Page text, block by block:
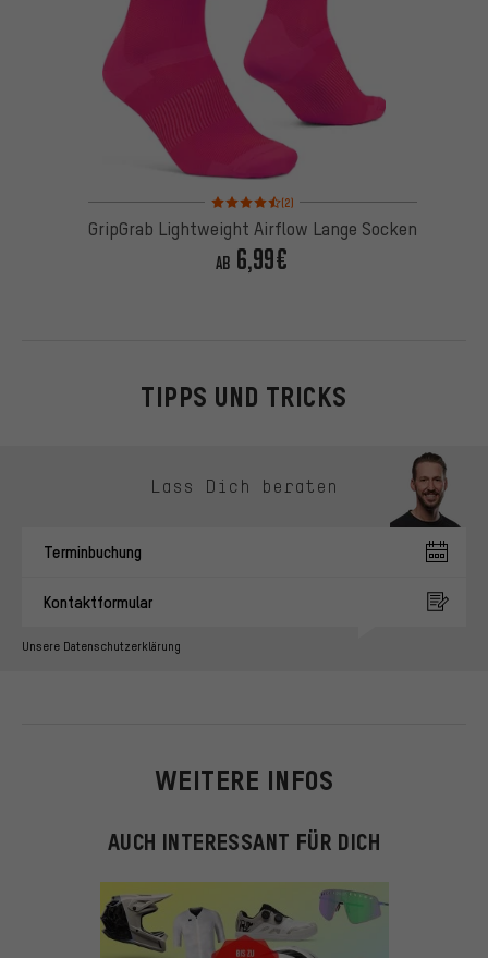
Bewertungen: 4,5 von 5 basierend auf 2
(2)
GripGrab Lightweight Airflow Lange Socken
AB 6,99€
TIPPS UND TRICKS
Lass Dich beraten
Terminbuchung
Kontaktformular
Unsere Datenschutzerklärung
WEITERE INFOS
AUCH INTERESSANT FÜR DICH